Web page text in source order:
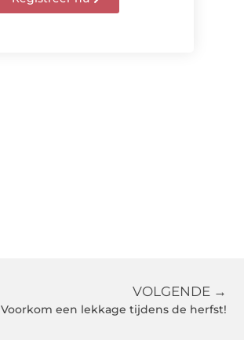
VOLGENDE →
Voorkom een lekkage tijdens de herfst!